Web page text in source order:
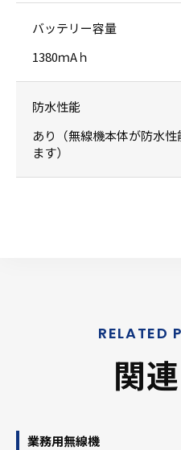
バッテリー容量
1380ｍAｈ
防水性能
あり（無線機本体が防水
ます）
関
業務用無線機